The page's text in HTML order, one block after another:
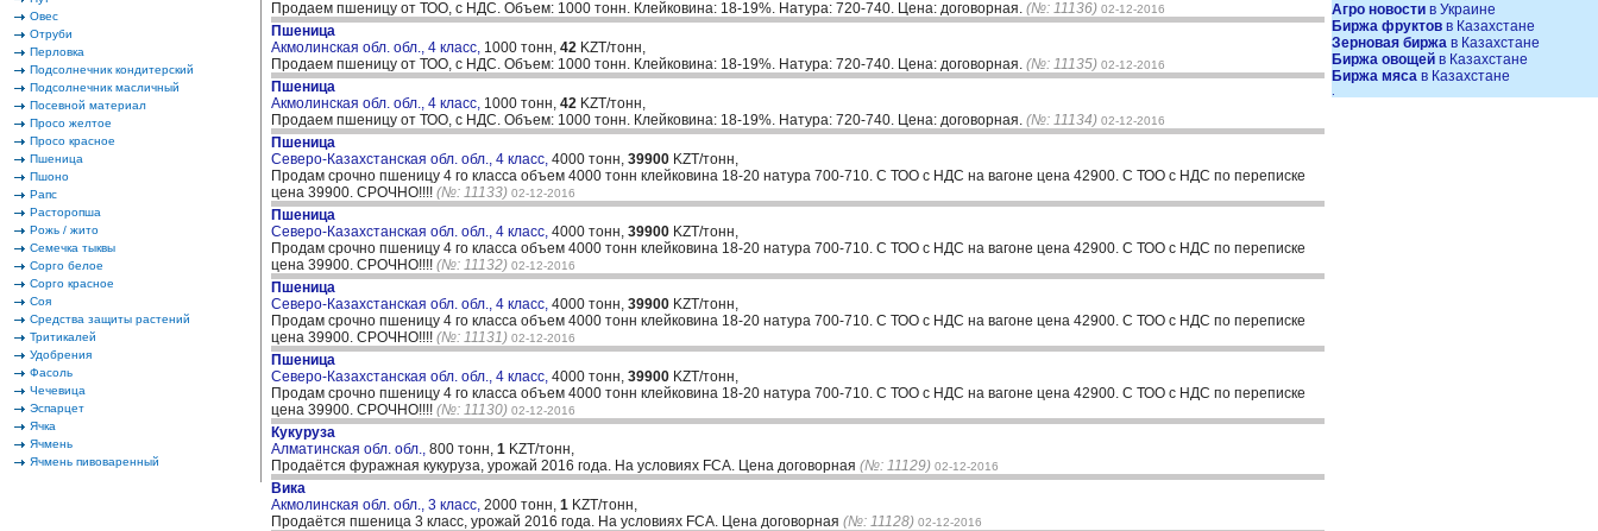
Овес
Отруби
Перловка
Подсолнечник кондитерский
Подсолнечник масличный
Посевной материал
Просо желтое
Просо красное
Пшеница
Пшоно
Рапс
Расторопша
Рожь / жито
Семечка тыквы
Сорго белое
Сорго красное
Соя
Средства защиты растений
Тритикалей
Удобрения
Фасоль
Чечевица
Эспарцет
Ячка
Ячмень
Ячмень пивоваренный
Агро новости в Украине
Биржа фруктов в Казахстане
Зерновая биржа в Казахстане
Биржа овощей в Казахстане
Биржа мяса в Казахстане
Продаем пшеницу от ТОО, с НДС. Объем: 1000 тонн. Клейковина: 18-19%. Натура: 720-740. Цена: договорная. (№: 11136) 02-12-2016
Пшеница
Акмолинская обл. обл., 4 класс, 1000 тонн, 42 KZT/тонн,
Продаем пшеницу от ТОО, с НДС. Объем: 1000 тонн. Клейковина: 18-19%. Натура: 720-740. Цена: договорная. (№: 11135) 02-12-2016
Пшеница
Акмолинская обл. обл., 4 класс, 1000 тонн, 42 KZT/тонн,
Продаем пшеницу от ТОО, с НДС. Объем: 1000 тонн. Клейковина: 18-19%. Натура: 720-740. Цена: договорная. (№: 11134) 02-12-2016
Пшеница
Северо-Казахстанская обл. обл., 4 класс, 4000 тонн, 39900 KZT/тонн,
Продам срочно пшеницу 4 го класса объем 4000 тонн клейковина 18-20 натура 700-710. С ТОО с НДС на вагоне цена 42900. С ТОО с НДС по переписке
цена 39900. СРОЧНО!!!! (№: 11133) 02-12-2016
Пшеница
Северо-Казахстанская обл. обл., 4 класс, 4000 тонн, 39900 KZT/тонн,
Продам срочно пшеницу 4 го класса объем 4000 тонн клейковина 18-20 натура 700-710. С ТОО с НДС на вагоне цена 42900. С ТОО с НДС по переписке
цена 39900. СРОЧНО!!!! (№: 11132) 02-12-2016
Пшеница
Северо-Казахстанская обл. обл., 4 класс, 4000 тонн, 39900 KZT/тонн,
Продам срочно пшеницу 4 го класса объем 4000 тонн клейковина 18-20 натура 700-710. С ТОО с НДС на вагоне цена 42900. С ТОО с НДС по переписке
цена 39900. СРОЧНО!!!! (№: 11131) 02-12-2016
Пшеница
Северо-Казахстанская обл. обл., 4 класс, 4000 тонн, 39900 KZT/тонн,
Продам срочно пшеницу 4 го класса объем 4000 тонн клейковина 18-20 натура 700-710. С ТОО с НДС на вагоне цена 42900. С ТОО с НДС по переписке
цена 39900. СРОЧНО!!!! (№: 11130) 02-12-2016
Кукуруза
Алматинская обл. обл., 800 тонн, 1 KZT/тонн,
Продаётся фуражная кукуруза, урожай 2016 года. На условиях FCA. Цена договорная (№: 11129) 02-12-2016
Вика
Акмолинская обл. обл., 3 класс, 2000 тонн, 1 KZT/тонн,
Продаётся пшеница 3 класс, урожай 2016 года. На условиях FCA. Цена договорная (№: 11128) 02-12-2016